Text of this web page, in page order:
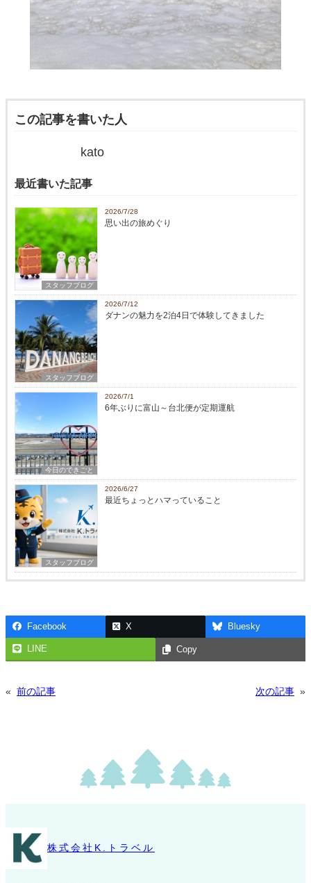
この記事を書いた人
kato
最近書いた記事
スタッフブログ
2026/7/28
思い出の旅めぐり
スタッフブログ
2026/7/12
ダナンの魅力を2泊4日で体験してきました
今日のできごと
2026/7/1
6年ぶりに富山～台北便が定期運航
スタッフブログ
2026/6/27
最近ちょっとハマっていること
Facebook X Bluesky
LINE Copy
« 前の記事 次の記事 »
株式会社K.トラベル